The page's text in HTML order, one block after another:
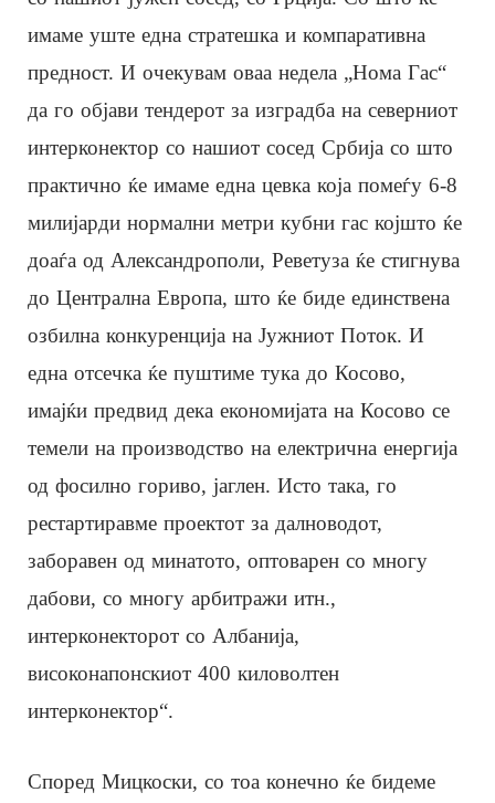
имаме уште една стратешка и компаративна
предност. И очекувам оваа недела „Нома Гас“
да го објави тендерот за изградба на северниот
интерконектор со нашиот сосед Србија со што
практично ќе имаме една цевка која помеѓу 6-8
милијарди нормални метри кубни гас којшто ќе
доаѓа од Александрополи, Реветуза ќе стигнува
до Централна Европа, што ќе биде единствена
озбилна конкуренција на Јужниот Поток. И
една отсечка ќе пуштиме тука до Косово,
имајќи предвид дека економијата на Косово се
темели на производство на електрична енергија
од фосилно гориво, јаглен. Исто така, го
рестартиравме проектот за далноводот,
заборавен од минатото, оптоварен со многу
дабови, со многу арбитражи итн.,
интерконекторот со Албанија,
високонапонскиот 400 киловолтен
интерконектор“.
Според Мицкоски, со тоа конечно ќе бидеме